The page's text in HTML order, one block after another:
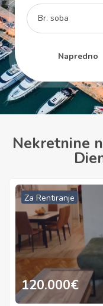
Br. soba
Napredno
Nekretnine